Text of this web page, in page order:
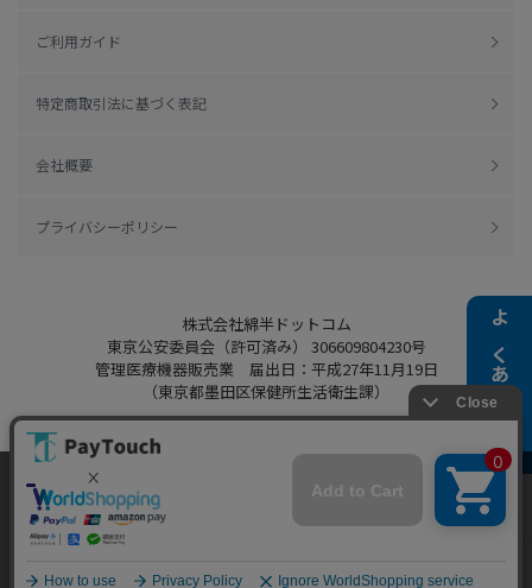
よくある質問
ご利用ガイド
特定商取引法に基づく表記
会社概要
プライバシーポリシー
株式会社綿半ドットコム
東京公安委員会（許可済み） 306609804230号
管理医療機器販売業 届出日：平成27年11月19日
（東京都墨田区保健所生活衛生課）
Copyright 2022
Powered by Watahan Partners Co., Ltd.
当ウェブサイトでは、お客様により良いサービス
をご提供するため、クッキーを利用しています。
サイト利用を継続することにより、クッキーの使
同意する